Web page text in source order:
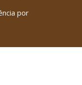
por